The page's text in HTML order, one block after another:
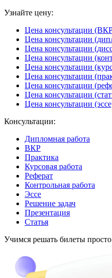
Узнайте цену:
Цена консультации
Цена консультации
Цена консультации
Цена консультации
Цена консультации
Цена консультации
Цена консультации
Цена консультации
Цена консультации
Консультации:
Дипломная работа
ВКР
Практика
Курсовая работа
Реферат
Контрольная работа
Эссе
Решение задач
Презентация
Статья
Учимся решать билеты